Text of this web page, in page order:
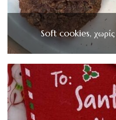
Soft cookies, χωρίς